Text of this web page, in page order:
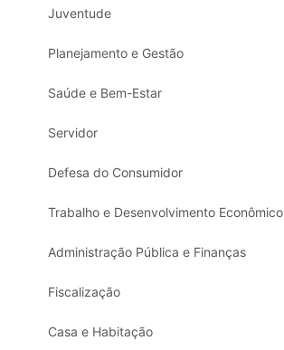
Juventude
Planejamento e Gestão
Saúde e Bem-Estar
Servidor
Defesa do Consumidor
Trabalho e Desenvolvimento Econômico
Administração Pública e Finanças
Fiscalização
Casa e Habitação